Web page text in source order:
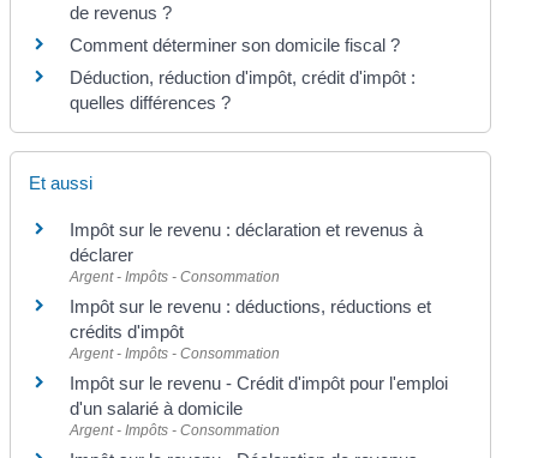
de revenus ?
Comment déterminer son domicile fiscal ?
Déduction, réduction d'impôt, crédit d'impôt :
quelles différences ?
Et aussi
Impôt sur le revenu : déclaration et revenus à
déclarer
Argent - Impôts - Consommation
Impôt sur le revenu : déductions, réductions et
crédits d'impôt
Argent - Impôts - Consommation
Impôt sur le revenu - Crédit d'impôt pour l'emploi
d'un salarié à domicile
Argent - Impôts - Consommation